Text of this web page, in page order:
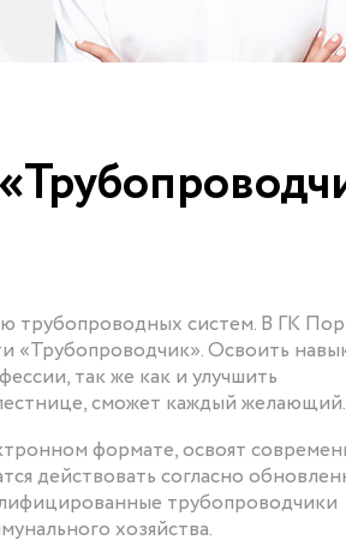
трубопроводных систем. В ГК
«Трубопроводчик». Освоить
так же как и улучшить
сможет каждый желающий.
формате, освоят
действовать согласно
трубопроводчики
хозяйства.